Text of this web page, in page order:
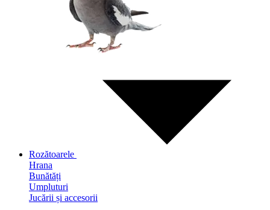
Rozătoarele
Hrana
Bunătăți
Umpluturi
Jucării și accesorii